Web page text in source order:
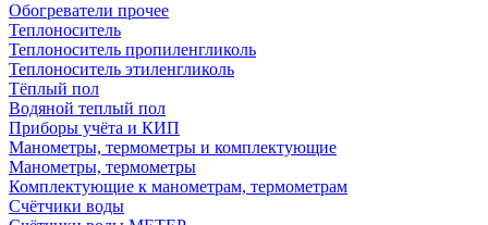
Обогреватели прочее
Теплоноситель
Теплоноситель пропиленгликоль
Теплоноситель этиленгликоль
Тёплый пол
Водяной теплый пол
Приборы учёта и КИП
Манометры, термометры и комплектующие
Манометры, термометры
Комплектующие к манометрам, термометрам
Счётчики воды